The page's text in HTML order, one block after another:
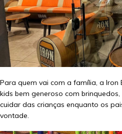
Para quem vai com a família, a
kids bem generoso com
cuidar das crianças enquanto os
vontade.